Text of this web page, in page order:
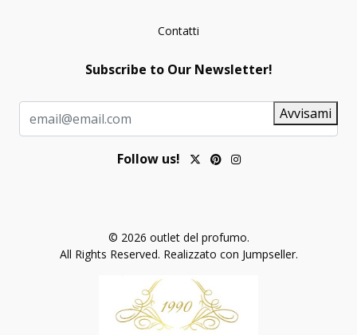
Contatti
Subscribe to Our Newsletter!
Avvisami
Follow us!
© 2026 outlet del profumo.
All Rights Reserved. Realizzato con Jumpseller.